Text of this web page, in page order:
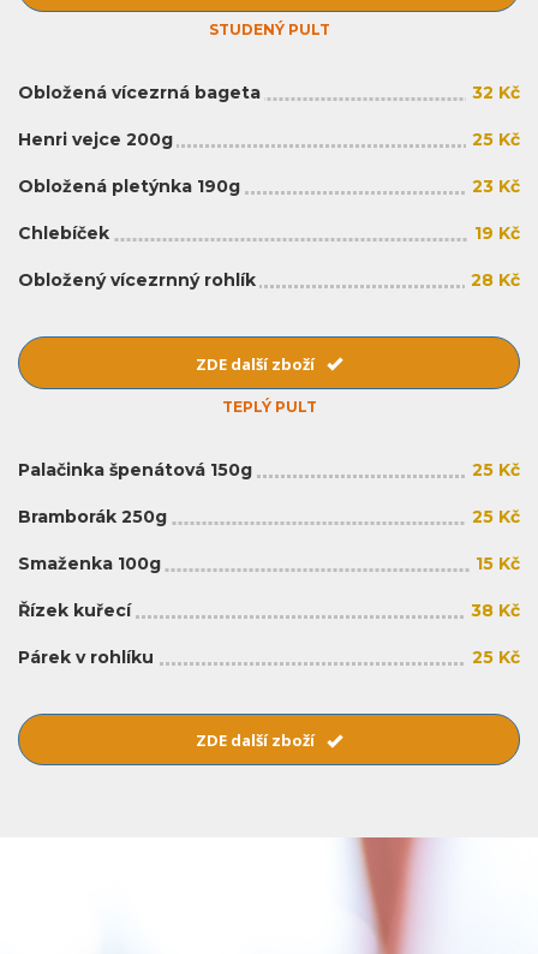
STUDENÝ PULT
Obložená vícezrná bageta 32 Kč
Henri vejce 200g 25 Kč
Obložená pletýnka 190g 23 Kč
Chlebíček 19 Kč
Obložený vícezrnný rohlík 28 Kč
ZDE další zboží
TEPLÝ PULT
Palačinka špenátová 150g 25 Kč
Bramborák 250g 25 Kč
Smaženka 100g 15 Kč
Řízek kuřecí 38 Kč
Párek v rohlíku 25 Kč
ZDE další zboží